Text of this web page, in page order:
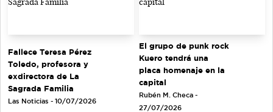
Fallece Teresa Pérez
Toledo, profesora y
exdirectora de La
Sagrada Familia
Las Noticias - 10/07/2026
El grupo de punk rock
Kuero tendrá una
placa homenaje en la
capital
Rubén M. Checa -
27/07/2026